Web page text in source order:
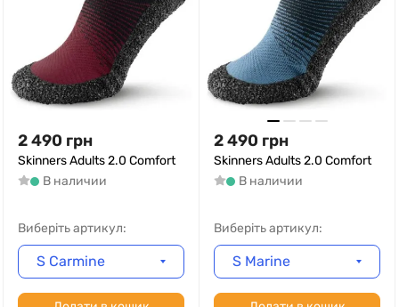
2 490 грн
Skinners Adults 2.0 Comfort
В наличии
Виберіть артикул:
S Carmine
2 490 грн
Skinners Adults 2.0 Comfort
В наличии
Виберіть артикул:
S Marine